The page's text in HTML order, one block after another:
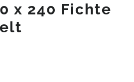
x 240 Fichte